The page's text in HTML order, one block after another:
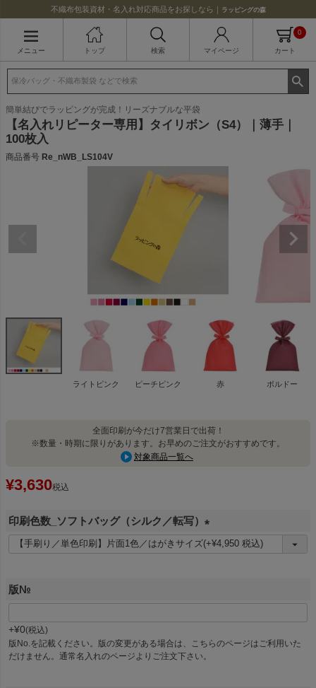
不織布包装資材・名入れ対応商品をお探しなら｜ ラッピングの森
メニュー トップ 検索 マイページ カート
0
簡単結びでラッピングが完成！リーズナブルな平袋
【名入れリピーター専用】タイリボン（S4）｜薄手｜
100枚入
商品番号 Re_nWB_LS104V
ライトピンク ピーチピンク 赤 ボルドー
全面印刷が今だけ7営業日で出荷！
※数量・時期に限りがあります。お早めのご注文がおすすめです。
対象商品一覧へ
¥3,630税込
印刷色数_ソフトバッグ（シルク／転写）
(
必
版№
+¥0 税込
版No.を記載ください。版の変更がある場合は、こちらのページはご利用いた
だけません。通常名入れのページよりご注文下さい。